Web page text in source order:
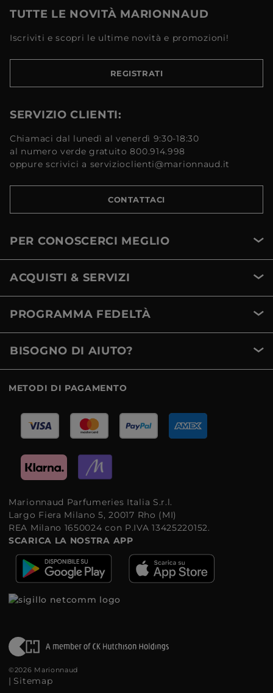
TUTTE LE NOVITÀ MARIONNAUD
Iscriviti e scopri le ultime novità e promozioni!
REGISTRATI
SERVIZIO CLIENTI:
Chiamaci dal lunedì al venerdì 9:30-18:30
al numero verde gratuito 800.914.998
oppure scrivici a servizioclienti@marionnaud.it
CONTATTACI
PER CONOSCERCI MEGLIO
ACQUISTI & SERVIZI
PROGRAMMA FEDELTÀ
BISOGNO DI AIUTO?
METODI DI PAGAMENTO
Marionnaud Parfumeries Italia S.r.l.
Largo Fiera Milano 5, 20017 Rho (MI)
REA Milano 1650024 con P.IVA 13425220152.
SCARICA LA NOSTRA APP
©2026 Marionnaud
| Sitemap